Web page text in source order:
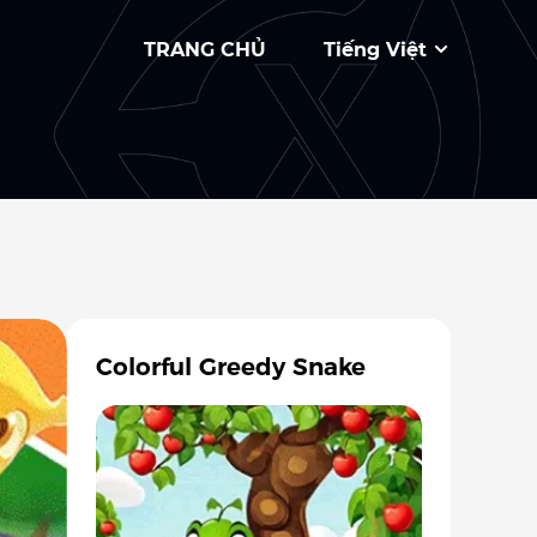
TRANG CHỦ Tiếng Việt
Colorful Greedy Snake